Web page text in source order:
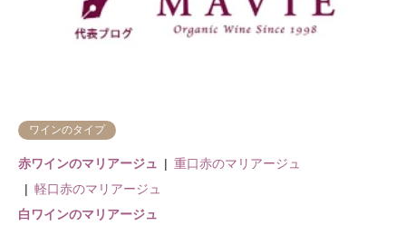
ワインのタイプ
赤ワインのマリアージュ
重口赤のマリアージュ
軽口赤のマリアージュ
白ワインのマリアージュ